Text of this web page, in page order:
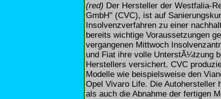
(red) Der Hersteller der Westfalia-
GmbH" (CVC), ist auf
Insolvenzverfahren zu einer
bereits wichtige Voraussetzungen
vergangenen Mittwoch
und Fiat ihre volle UnterstÃ¼tzung
Herstellers versichert. CVC
Modelle wie beispielsweise den
Opel Vivaro Life. Die Autohersteller
als auch die Abnahme der fertigen